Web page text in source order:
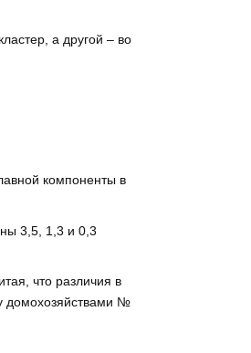
а другой – во
компоненты в
3,5, 1,3 и 0,3
что различия в
домохозяйствами №